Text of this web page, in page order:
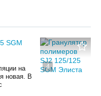
4
SGM
на
новая. В